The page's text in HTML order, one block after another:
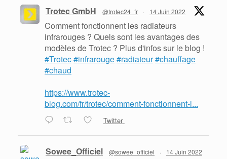
Trotec GmbH @trotec24_fr · 14 Juin 2022
Comment fonctionnent les radiateurs
infrarouges ? Quels sont les avantages des
modèles de Trotec ? Plus d'infos sur le blog !
#Trotec#infrarouge#radiateur#chauffage
#chaud
https://www.trotec-
blog.com/fr/trotec/comment-fonctionnent-l...
Twitter
Sowee_Officiel @sowee_officiel · 14 Juin 2022